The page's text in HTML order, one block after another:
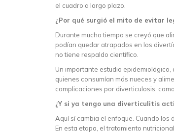
el cuadro a largo plazo.
¿Por qué surgió el mito de evitar
Durante mucho tiempo se creyó que
podían quedar atrapados en los
no tiene respaldo científico.
Un importante estudio
quienes consumían más nueces y
complicaciones por diverticulosis,
¿Y si ya tengo una diverticulitis
Aquí sí cambia el enfoque. Cuando
En esta etapa, el tratamiento